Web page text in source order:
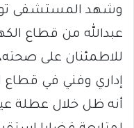
وشهد المستشفى
عبدالله من قطاع
للاطمئنان على
إداري وفني في قطاع
أنه ظل خلال عطلة